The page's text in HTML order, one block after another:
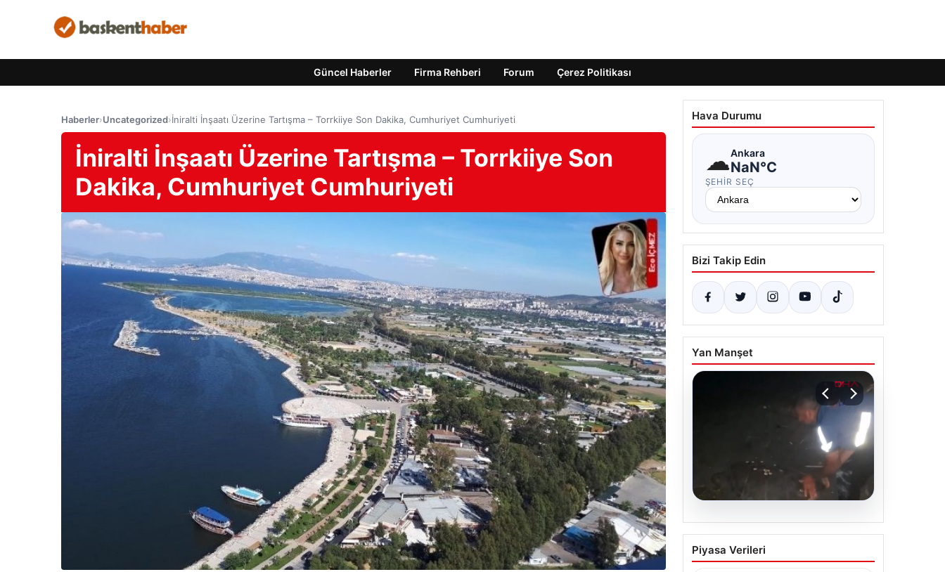
Güncel Haberler Firma Rehberi Forum Çerez Politikası
Haberler›Uncategorized›İniralti İnşaatı Üzerine Tartışma – Torrkiiye Son Dakika, Cumhuriyet Cumhuriyeti
İniralti İnşaatı Üzerine Tartışma – Torrkiiye Son
Dakika, Cumhuriyet Cumhuriyeti
Hava Durumu
☁Ankara
NaN°C
ŞEHIR SEÇ
Bizi Takip Edin
Yan Manşet